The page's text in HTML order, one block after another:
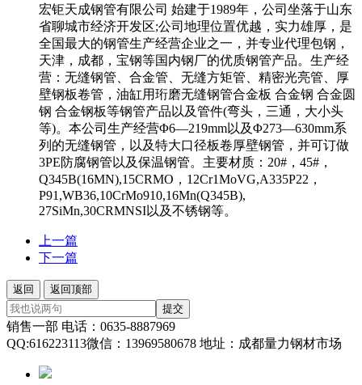
宏钜天成钢管有限公司 始建于1989年，公司坐落于山东
省聊城市经济开发区;公司地理位置优越，实力雄厚，是
全国最大的钢管生产经营企业之一，并专业代理包钢，
天津，成都，宝钢等国内钢厂的优质钢管产品。生产经
营：无缝钢管、合金管、无缝方矩管、精密光亮管、厚
壁钢板卷管，油缸用珩磨无缝钢管合金板 合金钢 合金圆
钢 合金钢板等钢管产品以及管件(弯头，三通，大小头
等)。本公司生产经营Φ6—219mm以及Φ273—630mm系
列的无缝钢管，以及特大口径板卷厚壁钢管，并可订做
3PE防腐钢管以及保温钢管。主要材质：20#，45#，
Q345B(16MN),15CRMO，12Cr1MoVG,A335P22，
P91,WB36,10CrMo910,16Mn(Q345B),
27SiMn,30CRMNSI以及不锈钢等。
上一篇
下一篇
返回
返回顶部
提交
销售一部 电话：0635-8887969
QQ:616223113微信：13969580678 地址：成都量力钢材市场